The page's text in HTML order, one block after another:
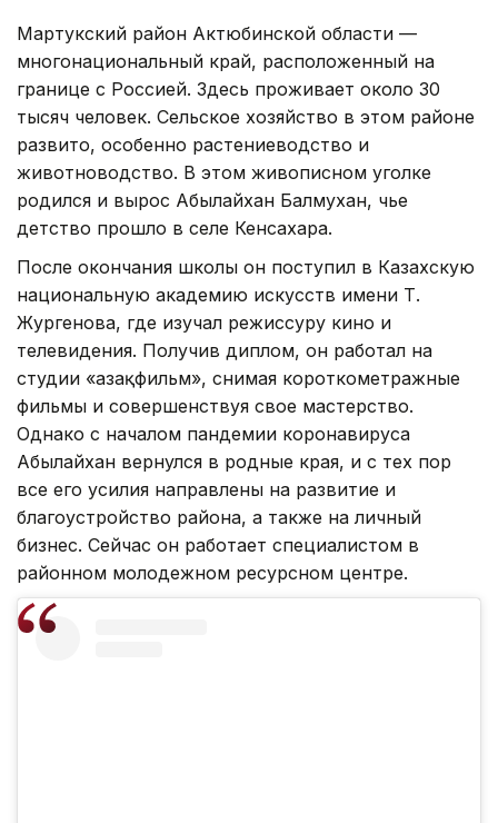
Мартукский район Актюбинской области —
многонациональный край, расположенный на
границе с Россией. Здесь проживает около 30
тысяч человек. Сельское хозяйство в этом районе
развито, особенно растениеводство и
животноводство. В этом живописном уголке
родился и вырос Абылайхан Балмухан, чье
детство прошло в селе Кенсахара.
После окончания школы он поступил в Казахскую
национальную академию искусств имени Т.
Жургенова, где изучал режиссуру кино и
телевидения. Получив диплом, он работал на
студии «Қазақфильм», снимая короткометражные
фильмы и совершенствуя свое мастерство.
Однако с началом пандемии коронавируса
Абылайхан вернулся в родные края, и с тех пор
все его усилия направлены на развитие и
благоустройство района, а также на личный
бизнес. Сейчас он работает специалистом в
районном молодежном ресурсном центре.